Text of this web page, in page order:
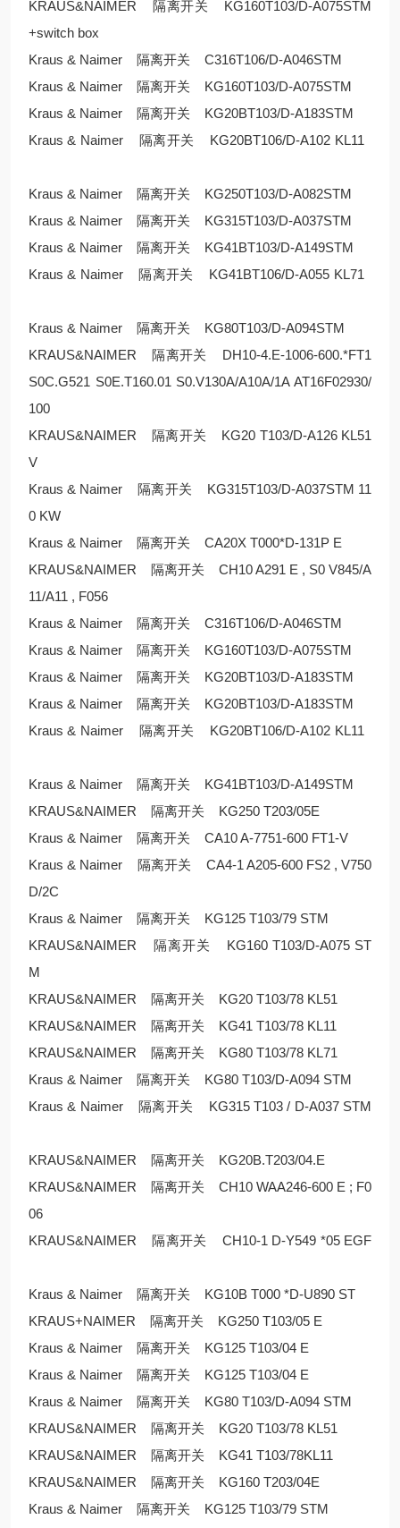
KRAUS&NAIMER 隔离开关 KG160T103/D-A075STM
+switch box
Kraus & Naimer 隔离开关 C316T106/D-A046STM
Kraus & Naimer 隔离开关 KG160T103/D-A075STM
Kraus & Naimer 隔离开关 KG20BT103/D-A183STM
Kraus & Naimer 隔离开关 KG20BT106/D-A102 KL11
Kraus & Naimer 隔离开关 KG250T103/D-A082STM
Kraus & Naimer 隔离开关 KG315T103/D-A037STM
Kraus & Naimer 隔离开关 KG41BT103/D-A149STM
Kraus & Naimer 隔离开关 KG41BT106/D-A055 KL71
Kraus & Naimer 隔离开关 KG80T103/D-A094STM
KRAUS&NAIMER 隔离开关 DH10-4.E-1006-600.*FT1
S0C.G521 S0E.T160.01 S0.V130A/A10A/1A AT16F02930/
100
KRAUS&NAIMER 隔离开关 KG20 T103/D-A126 KL51
V
Kraus & Naimer 隔离开关 KG315T103/D-A037STM 11
0 KW
Kraus & Naimer 隔离开关 CA20X T000*D-131P E
KRAUS&NAIMER 隔离开关 CH10 A291 E , S0 V845/A
11/A11 , F056
Kraus & Naimer 隔离开关 C316T106/D-A046STM
Kraus & Naimer 隔离开关 KG160T103/D-A075STM
Kraus & Naimer 隔离开关 KG20BT103/D-A183STM
Kraus & Naimer 隔离开关 KG20BT103/D-A183STM
Kraus & Naimer 隔离开关 KG20BT106/D-A102 KL11
Kraus & Naimer 隔离开关 KG41BT103/D-A149STM
KRAUS&NAIMER 隔离开关 KG250 T203/05E
Kraus & Naimer 隔离开关 CA10 A-7751-600 FT1-V
Kraus & Naimer 隔离开关 CA4-1 A205-600 FS2 , V750
D/2C
Kraus & Naimer 隔离开关 KG125 T103/79 STM
KRAUS&NAIMER 隔离开关 KG160 T103/D-A075 ST
M
KRAUS&NAIMER 隔离开关 KG20 T103/78 KL51
KRAUS&NAIMER 隔离开关 KG41 T103/78 KL11
KRAUS&NAIMER 隔离开关 KG80 T103/78 KL71
Kraus & Naimer 隔离开关 KG80 T103/D-A094 STM
Kraus & Naimer 隔离开关 KG315 T103 / D-A037 STM
KRAUS&NAIMER 隔离开关 KG20B.T203/04.E
KRAUS&NAIMER 隔离开关 CH10 WAA246-600 E ; F0
06
KRAUS&NAIMER 隔离开关 CH10-1 D-Y549 *05 EGF
Kraus & Naimer 隔离开关 KG10B T000 *D-U890 ST
KRAUS+NAIMER 隔离开关 KG250 T103/05 E
Kraus & Naimer 隔离开关 KG125 T103/04 E
Kraus & Naimer 隔离开关 KG125 T103/04 E
Kraus & Naimer 隔离开关 KG80 T103/D-A094 STM
KRAUS&NAIMER 隔离开关 KG20 T103/78 KL51
KRAUS&NAIMER 隔离开关 KG41 T103/78KL11
KRAUS&NAIMER 隔离开关 KG160 T203/04E
Kraus & Naimer 隔离开关 KG125 T103/79 STM